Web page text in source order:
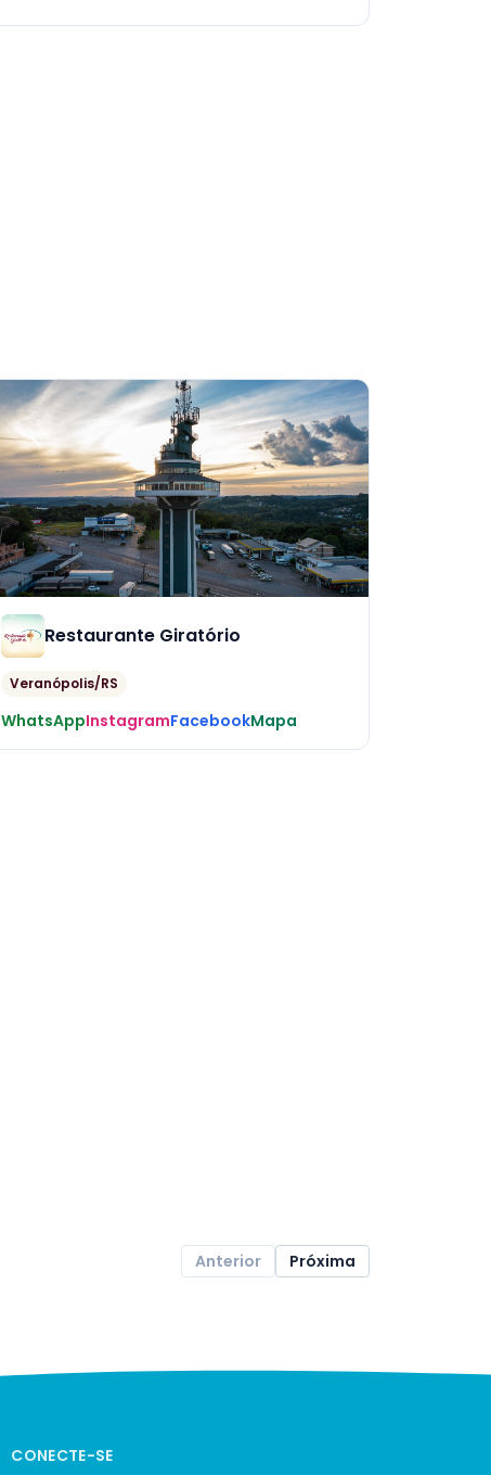
Restaurante Giratório
Veranópolis/RS
WhatsAppInstagramFacebookMapa
Anterior Próxima
CONECTE-SE